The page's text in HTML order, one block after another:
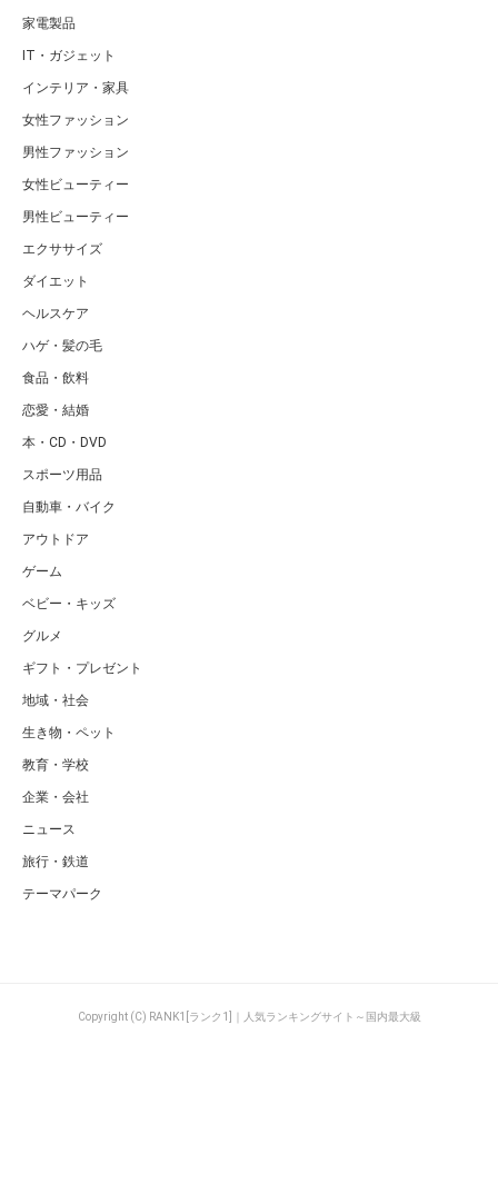
家電製品
IT・ガジェット
インテリア・家具
女性ファッション
男性ファッション
女性ビューティー
男性ビューティー
エクササイズ
ダイエット
ヘルスケア
ハゲ・髪の毛
食品・飲料
恋愛・結婚
本・CD・DVD
スポーツ用品
自動車・バイク
アウトドア
ゲーム
ベビー・キッズ
グルメ
ギフト・プレゼント
地域・社会
生き物・ペット
教育・学校
企業・会社
ニュース
旅行・鉄道
テーマパーク
Copyright (C) RANK1[ランク1]｜人気ランキングサイト～国内最大級